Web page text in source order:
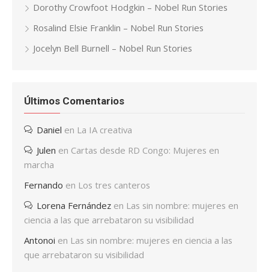
Dorothy Crowfoot Hodgkin – Nobel Run Stories
Rosalind Elsie Franklin – Nobel Run Stories
Jocelyn Bell Burnell – Nobel Run Stories
Últimos Comentarios
Daniel en La IA creativa
Julen en Cartas desde RD Congo: Mujeres en
marcha
Fernando en Los tres canteros
Lorena Fernández en Las sin nombre: mujeres en
ciencia a las que arrebataron su visibilidad
Antonoi en Las sin nombre: mujeres en ciencia a las
que arrebataron su visibilidad